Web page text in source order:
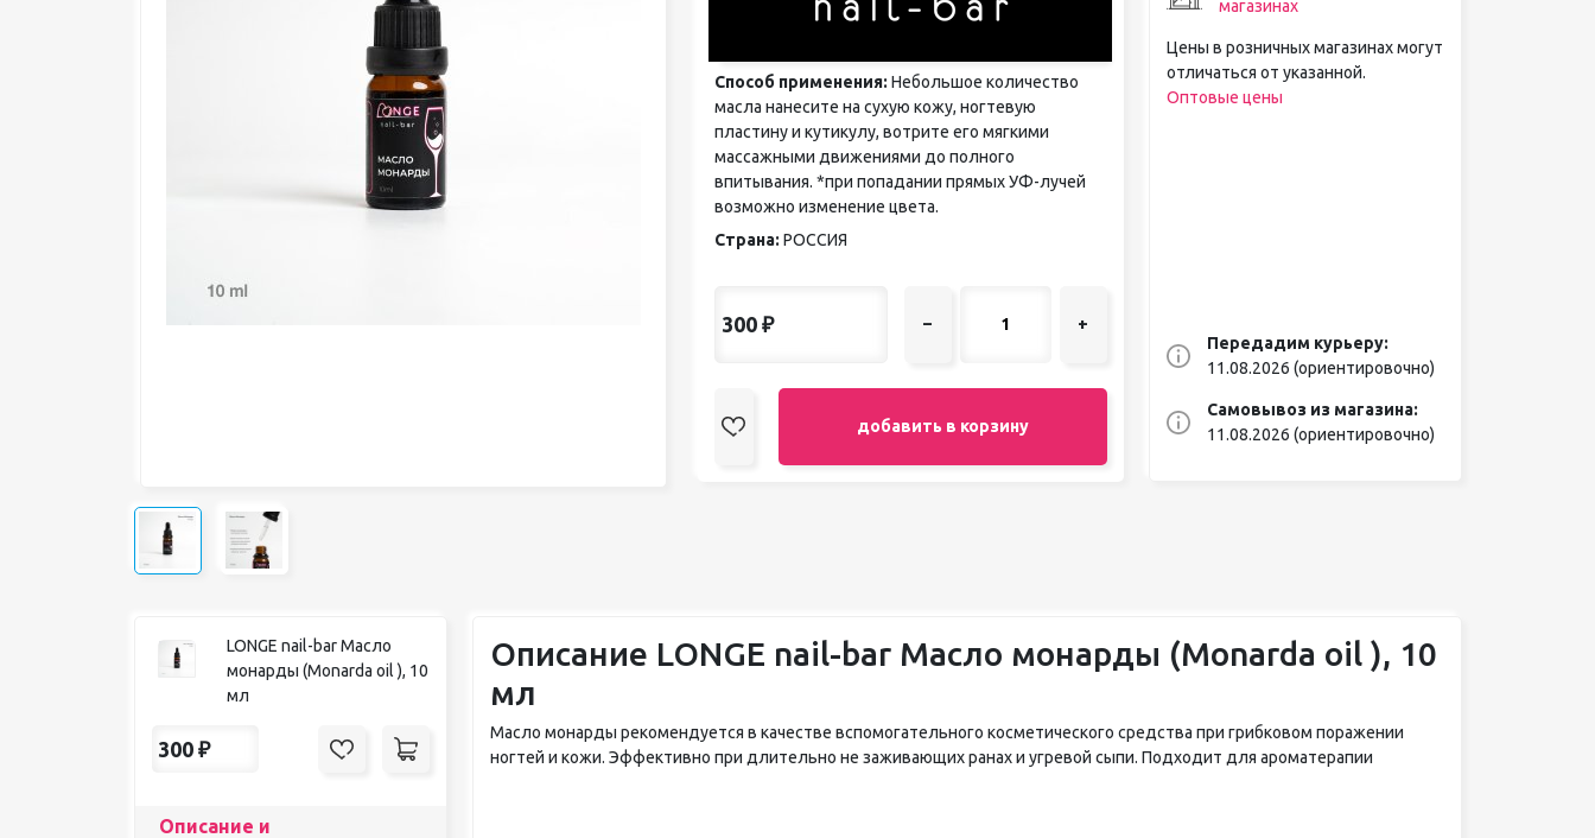
Лампы для сушки ногтей
Средства для кислотного и
Оборудование
Способ применения: Небольшое количество
масла нанесите на сухую кожу, ногтевую
пластину и кутикулу, вотрите его мягкими
массажными движениями до полного
впитывания. *при попадании прямых УФ-лучей
возможно изменение цвета.
Страна: РОССИЯ
300 ₽ – +
добавить в корзину
магазинах
Цены в розничных магазинах могут
отличаться от указанной.
Оптовые цены
Передадим курьеру:
11.08.2026 (ориентировочно)
Самовывоз из магазина:
11.08.2026 (ориентировочно)
LONGE nail-bar Масло
монарды (Monarda oil ), 10
мл
300 ₽
Описание и
Описание LONGE nail-bar Масло монарды (Monarda oil ), 10
мл
Масло монарды рекомендуется в качестве вспомогательного косметического средства при грибковом поражении
ногтей и кожи. Эффективно при длительно не заживающих ранах и угревой сыпи. Подходит для ароматерапии